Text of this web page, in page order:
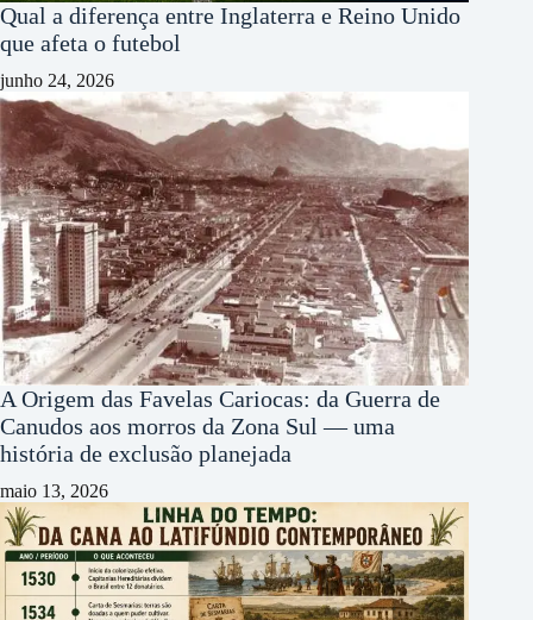
Qual a diferença entre Inglaterra e Reino Unido
que afeta o futebol
junho 24, 2026
A Origem das Favelas Cariocas: da Guerra de
Canudos aos morros da Zona Sul — uma
história de exclusão planejada
maio 13, 2026